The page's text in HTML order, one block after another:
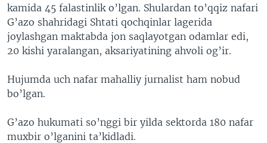
kamida 45 falastinlik o’lgan. Shulardan to’qqiz nafari
G’azo shahridagi Shtati qochqinlar lagerida
joylashgan maktabda jon saqlayotgan odamlar edi,
20 kishi yaralangan, aksariyatining ahvoli og’ir.
Hujumda uch nafar mahalliy jurnalist ham nobud
bo’lgan.
G’azo hukumati so’nggi bir yilda sektorda 180 nafar
muxbir o’lganini ta’kidladi.